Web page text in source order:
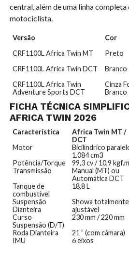
central, além de uma linha
motociclista.
Versão Cor
CRF1100L Africa Twin MT
Preto
CRF1100L Africa Twin DCT
Branco
CRF1100L Africa Twin
Adventure Sports DCT
Cinza
Branco
FICHA TÉCNICA
AFRICA TWIN 2026
Característica
Africa Twin MT /
DCT
Motor
Bicilíndrico
1.084 cm3
Potência/Torque
99,3 cv/10,9 kgf.m
Transmissão
Manual (MT) ou
Automática DCT
Tanque de
combustível
18,8 L
Suspensão
Dianteira
Showa totalmente
ajustável
Curso
Suspensão (D/T)
230 mm /220 mm
Roda Dianteira
21 ” (com câmara)
IMU
6 eixos